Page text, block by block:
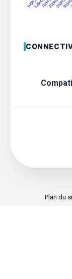
Plan du